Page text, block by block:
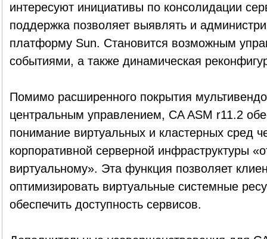
интересуют инициативы по консолидации
поддержка позволяет выявлять и
платформу Sun. Становится возможным
событиями, а также динамическая
Помимо расширенного покрытия
центральным управлением, CA ASM r11.2
понимание виртуальных и кластерных сред
корпоративной серверной инфраструктуры
виртуальному». Эта функция позволяет
оптимизировать виртуальные системные
обеспечить доступность сервисов.